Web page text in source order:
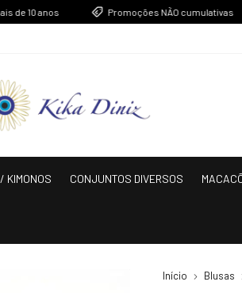
anos Promoções NÃO cumulativas
KIMONOS CONJUNTOS DIVERSOS
Início Blusas